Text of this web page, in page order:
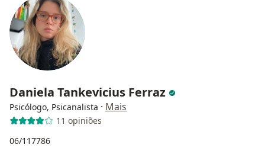
Daniela Tankevicius Ferraz
Psicólogo, Psicanalista · Mais
11 opiniões
06/117786